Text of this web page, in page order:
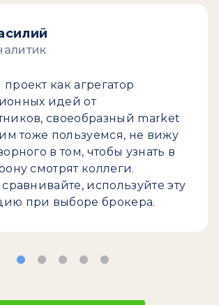
как агрегатор
идей от
своеобразный market
тоже пользуемся, не вижу
в том, чтобы узнать в
смотрят коллеги.
используйте эту
при выборе брокера.